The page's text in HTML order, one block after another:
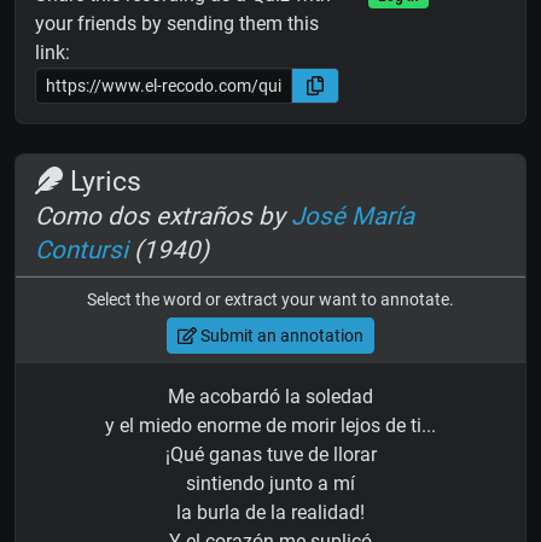
your friends by sending them this
link:
Lyrics
Como dos extraños byJosé María
Contursi(1940)
Select the word or extract your want to annotate.
Submit an annotation
Me acobardó la soledad
y el miedo enorme de morir lejos de ti...
¡Qué ganas tuve de llorar
sintiendo junto a mí
la burla de la realidad!